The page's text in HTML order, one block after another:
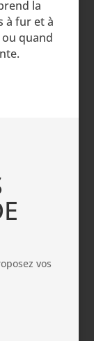
la
à fur et à
quand
vos